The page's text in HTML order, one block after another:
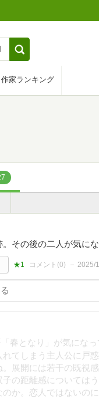
作家ランキング
その後の二人が気に
★1 コメント(0) 2025/
春となり」が気にな
れてしまう主人公に戸
。展開には若干の既視
子の距離感については
のか。恋人ではないの